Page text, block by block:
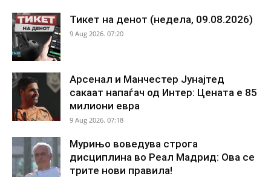
Тикет на денот (недела, 09.08.2026)
9 Aug 2026. 07:20
Арсенал и Манчестер Јунајтед
сакаат напаѓач од Интер: Цената е 85
милиони евра
9 Aug 2026. 07:18
Мурињо воведува строга
дисциплина во Реал Мадрид: Ова се
трите нови правила!